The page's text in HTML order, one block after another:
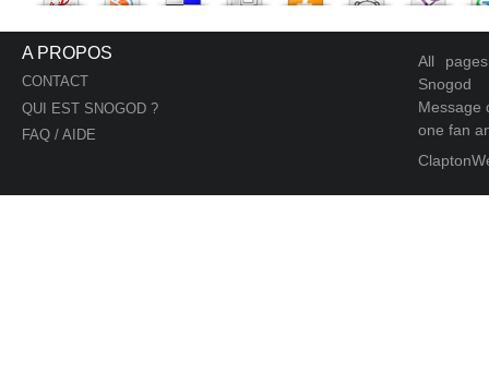
A PROPOS
CONTACT
QUI EST SNOGOD ?
FAQ / AIDE
All
Snogod
Message
one fan